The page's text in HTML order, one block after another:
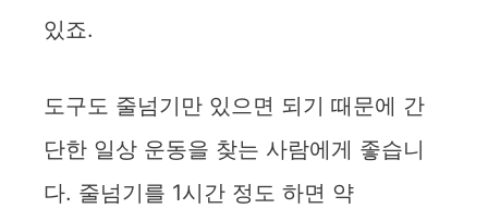
있죠.
도구도 줄넘기만 있으면 되기 때문에 간
단한 일상 운동을 찾는 사람에게 좋습니
다. 줄넘기를 1시간 정도 하면 약